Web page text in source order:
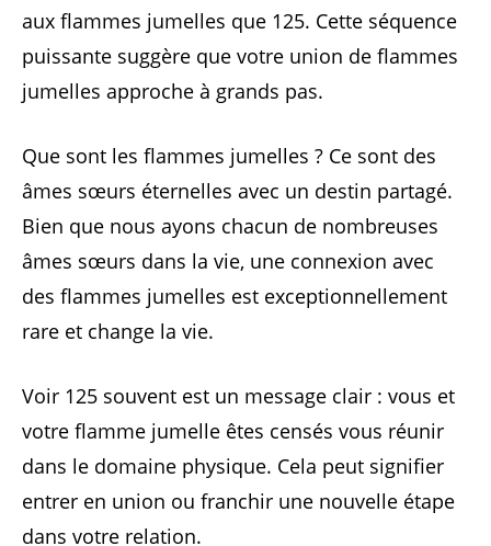
aux flammes jumelles que 125. Cette séquence
puissante suggère que votre union de flammes
jumelles approche à grands pas.
Que sont les flammes jumelles ? Ce sont des
âmes sœurs éternelles avec un destin partagé.
Bien que nous ayons chacun de nombreuses
âmes sœurs dans la vie, une connexion avec
des flammes jumelles est exceptionnellement
rare et change la vie.
Voir 125 souvent est un message clair : vous et
votre flamme jumelle êtes censés vous réunir
dans le domaine physique. Cela peut signifier
entrer en union ou franchir une nouvelle étape
dans votre relation.